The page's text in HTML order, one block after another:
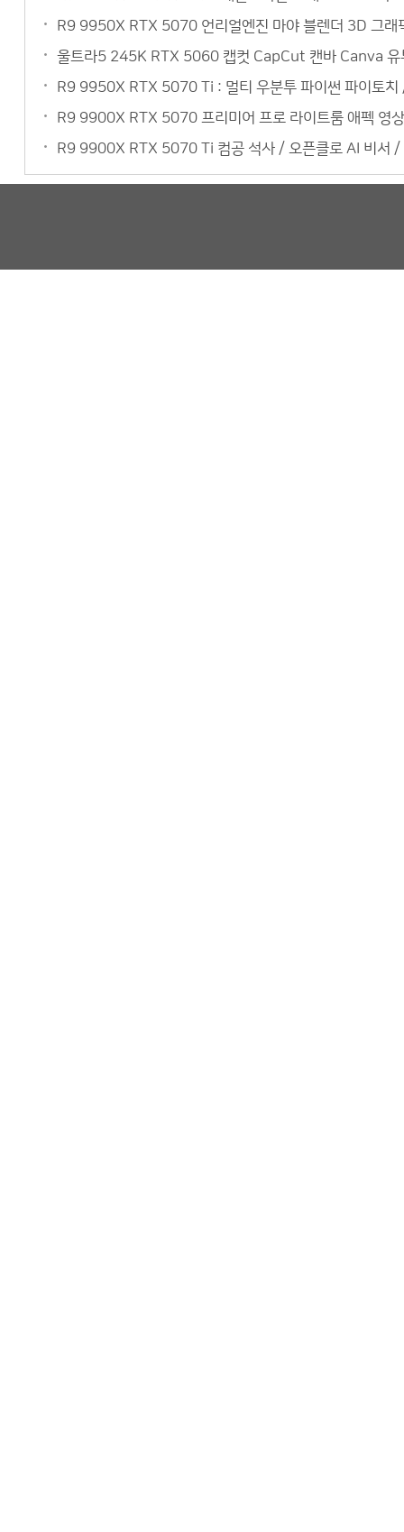
R9 9950X RTX 5070 언리얼엔진 마야 블렌더 3D 그래
울트라5 245K RTX 5060 캡컷 CapCut 캔바 Canva 유
R9 9950X RTX 5070 Ti : 멀티 우분투 파이썬 파이토치
R9 9900X RTX 5070 프리미어 프로 라이트룸 애펙 영
R9 9900X RTX 5070 Ti 컴공 석사 / 오픈클로 AI 비서 /